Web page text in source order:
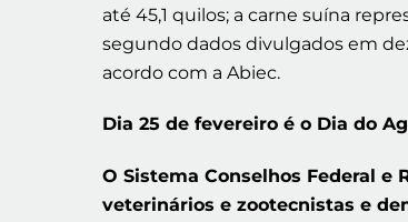
até 45,1 quilos; a carne suína
segundo dados divulgados em
acordo com a Abiec.
Dia 25 de fevereiro é o Dia do
O Sistema Conselhos Federal e
veterinários e zootecnistas e